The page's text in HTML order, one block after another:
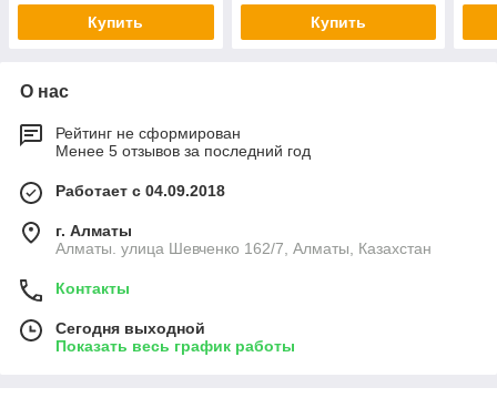
Купить Купить
О нас
Рейтинг не сформирован
Менее 5 отзывов за последний год
Работает с 04.09.2018
г. Алматы
Алматы. улица Шевченко 162/7, Алматы, Казахстан
Контакты
Сегодня выходной
Показать весь график работы